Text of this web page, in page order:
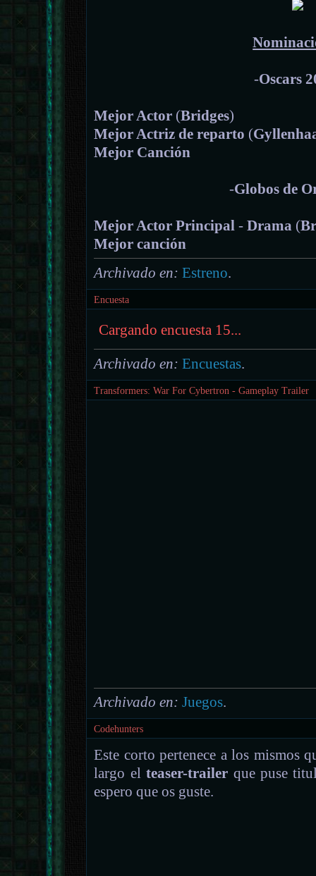
-Oscars
Mejor Actor (Bridges)
Mejor Actriz de reparto (
Mejor Canción
-Globos de
Mejor Actor Principal -Drama (
Mejor canción
Archivado en: Estreno.
Encuesta
Cargando encuesta 15...
Archivado en: Encuestas.
Transformers: War For Cybertron - Gameplay Trailer
Archivado en: Juegos.
Codehunters
Este corto pertenece a los mismos
largo elteaser-trailer que puse
espero que os guste.